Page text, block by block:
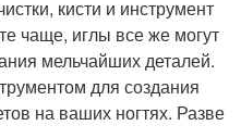
кисти и инструмент
чаще, иглы все же могут
мельчайших деталей.
для создания
на ваших ногтях. Разве